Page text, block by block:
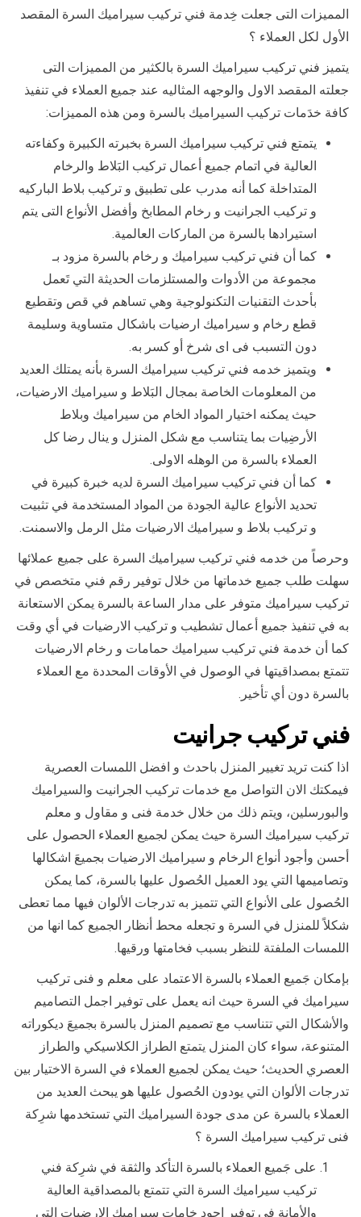
المميزات التى جعلت خِدمة فني تركيب سيراميك السرة المقصد
الأول لكل العملاء ؟
يتميز فني تركيب سيراميك السرة بالكثير من المميزات التى
جعلته المقصد الاول والوجهه المثاليه عند جميع العملاء في تنفيذ
كافة خدَمات تركيب السيراميك بالسرة ومن هذه المميزات:
يتمتع فني تركيب سيراميك السرة بخبرته الكبيرة وكفاءته
العالية في اتمام جميع أعمال تركيب البَلاط والرخام
المتداخلة كما أنه مدرب على تطبيق و تركيب بلاط الباركيه
و تركيب الجرانيت و رخام المطابخ وأفضل الأنواع التى يتم
استيرادها بالسرة من الماركات العالمية.
كما أن فني تركيب سيراميك و رخام بالسرة مزود بـ
مجموعة من الأدوات والمستلزمات الحديثة التي تَعمل
بأحدث التقنيات التكنولوجية وهي تساهم في قص وتقطيع
قطع رخام و سيراميك ارضيات باشكال متساوية وسليمة
دون التسبب فى اى شرخ أو كسر به.
ويتميز خدمه فني تركيب سيراميك السرة بأنه يمتلك العديد
من المعلومات الخاصة بمجال البَلاط و سيراميك الارضيات،
حيث يمكنه اختيار المواد الخام من سيراميك وبلاط
الأرضِيات بما يتناسب مع شكل المنزل و ينال رضا كل
العملاء بالسرة من الوهله الاولى.
كما أن فني تركيب سيراميك السرة لديه خبرة كبيرة في
تحديد الأنواع عالية الجودة من المواد المستخدمة في تثبيت
و تركيب بلاط و سيراميك الارضيات مثل الرمل والاسمنت.
وحرصاً من خدمه فني تركيب سيراميك السرة على جميع عملائها
سهلت طلب جميع خدماتها من خلال توفير رقم فني متخصص في
تركيب سيراميك متوفر على مدار الساعة بالسرة يمكن الاستعانة
به في تنفيذ جميع أعمال تشطيب و تركيب الارضيات في أي وقت
كما أن خدمة فني تركيب سيراميك حمامات و رخام الارضيات
تتمتع بمصداقيتها في الوصول في الأوقات المحددة مع العملاء
بالسرة دون أي تأخير.
فني تركيب جرانيت
اذا كنت تريد تغيير المنزل باحدث و افضل اللمسات العصرية
فيمكتك الان التواصل مع خدمات تركيب الجرانيت والسيراميك
والبورسلين، ويتم ذلك من خلال خدمة فنى و مقاول و معلم
تركيب سيراميك السرة حيث يمكن لجميع العملاء الحصول على
أحسن وأجود أنواع الرخام و سيراميك الارضيات بجميعَ اشكالها
وتصاميمها التي يود العميل الحُصول عليها بالسرة، كما يمكن
الحُصول على الأنواع التي تتميز به تدرجات الألوان فيها مما تعطى
شكلاً للمنزل في السرة و تجعله محط أنظار الجميع كما انها من
اللمسات الملفتة للنظر بسبب فخامتها ورقيها.
بإمكان جَميع العملاء بالسرة الاعتماد على معلم و فنى تركيب
سيراميك في السرة حيث انه يعمل على توفير اجمل التصاميم
والأشكال التي تتناسب مع تصميم المنزل بالسرة بجميعَ ديكوراته
المتنوعة، سواء كان المنزل يتمتع الطراز الكلاسيكي والطراز
العصري الحديث؛ حيث يمكن لجميع العملاء في السرة الاختيار بين
تدرجات الألوان التي يودون الحُصول عليها هو يبحث العديد من
العملاء بالسرة عن مدى جودة السيراميك التي تستخدمها شرِكة
فنى تركيب سيراميك السرة ؟
على جَميع العملاء بالسرة التأكد والثقة في شرِكة فني
تركيب سيراميك السرة التي تتمتع بالمصداقية العالية
والأمانة في توفير اجود خامات سيراميك الارضيات التي